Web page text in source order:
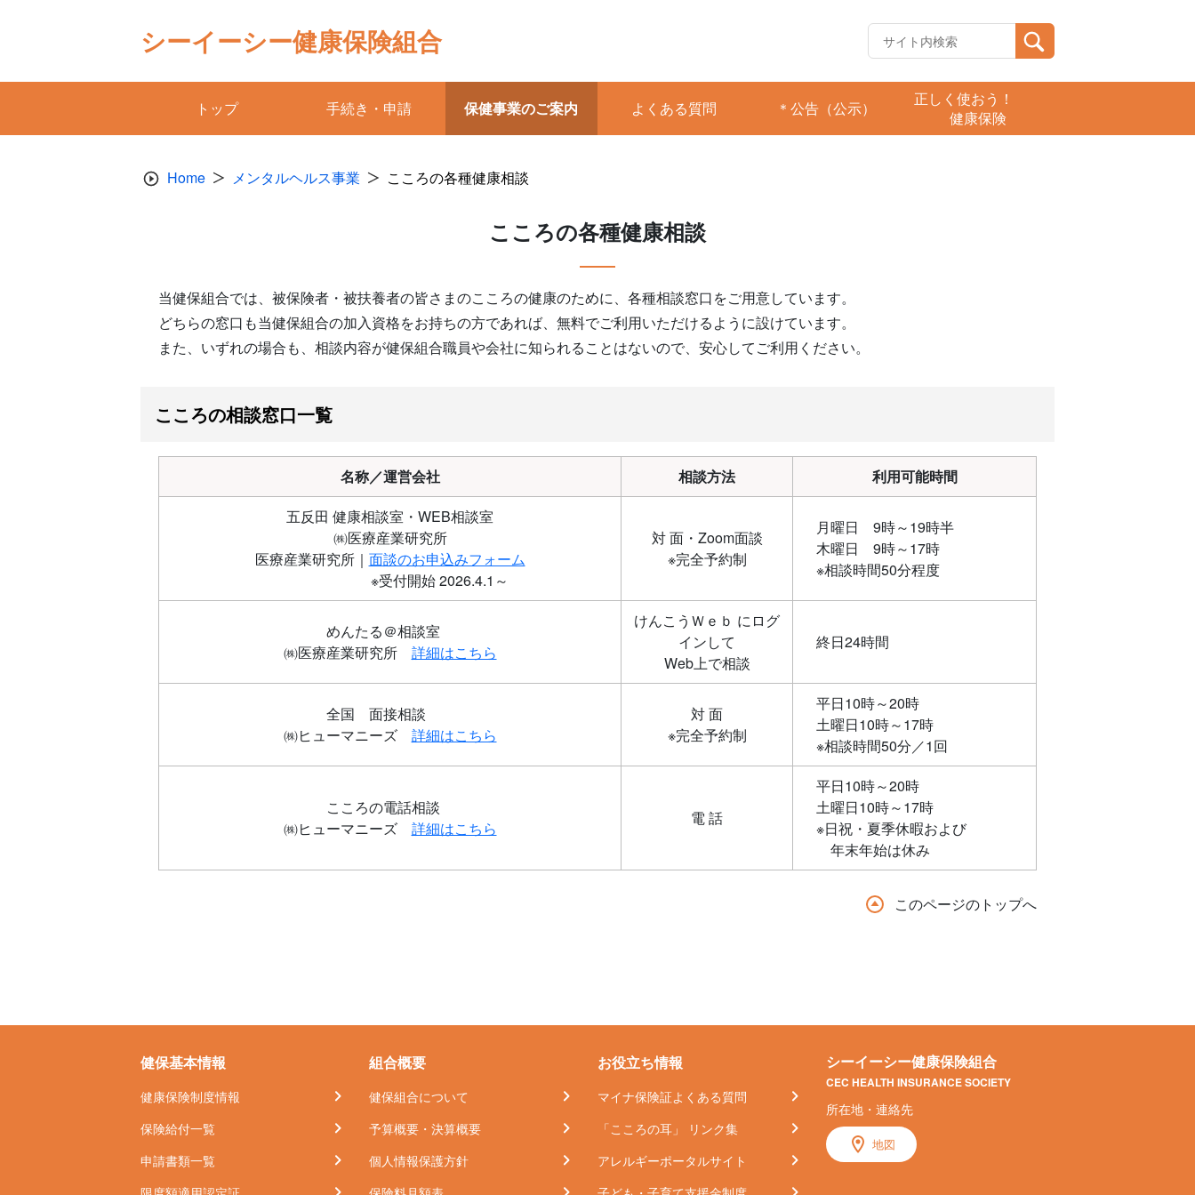
シーイーシー健康保険組合
トップ 手続き・申請 保健事業のご案内 よくある質問 ＊公告（公示）
正しく使おう！
健康保険
Home メンタルヘルス事業 こころの各種健康相談
こころの各種健康相談
当健保組合では、被保険者・被扶養者の皆さまのこころの健康のために、各種相談窓口をご用意しています。
どちらの窓口も当健保組合の加入資格をお持ちの方であれば、無料でご利用いただけるように設けています。
また、いずれの場合も、相談内容が健保組合職員や会社に知られることはないので、安心してご利用ください。
こころの相談窓口一覧
名称／運営会社 相談方法
利用可能時間
五反田 健康相談室・WEB相談室
㈱医療産業研究所
医療産業研究所｜ 面談のお申込みフォーム
※受付開始 2026.4.1～
対 面・Zoom面談
※完全予約制
月曜日 9時～19時半
木曜日 9時～17時
※相談時間50分程度
めんたる＠相談室
㈱医療産業研究所 詳細はこちら
けんこうＷｅｂ にログ
インして
Web上で相談
終日24時間
全国 面接相談
㈱ヒューマニーズ 詳細はこちら
対 面
※完全予約制
平日10時～20時
土曜日10時～17時
※相談時間50分／1回
こころの電話相談
㈱ヒューマニーズ 詳細はこちら
電 話
平日10時～20時
土曜日10時～17時
※日祝・夏季休暇および
年末年始は休み
このページのトップへ
健保基本情報
健康保険制度情報
保険給付一覧
申請書類一覧
組合概要
健保組合について
予算概要・決算概要
個人情報保護方針
お役立ち情報
マイナ保険証よくある質問
「こころの耳」 リンク集
アレルギーポータルサイト
シーイーシー健康保険組合
CEC HEALTH INSURANCE SOCIETY
所在地・連絡先
地図